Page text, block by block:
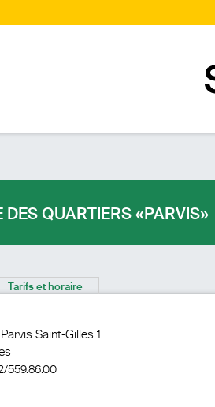
DES QUARTIERS «PARVIS»
Tarifs et horaire
Parvis Saint-Gilles 1
559.86.00